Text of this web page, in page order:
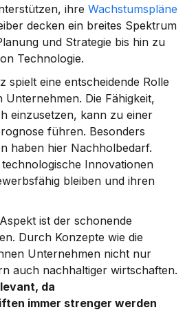
ihre Wachstumspläne
decken ein breites Spektrum
und Strategie bis hin zu
Technologie.
spielt eine entscheidende Rolle
Die Fähigkeit,
einzusetzen, kann zu einer
führen. Besonders
haben hier Nachholbedarf.
Innovationen
bleiben und ihren
ist der schonende
Durch Konzepte wie die
Unternehmen nicht nur
da
immer strenger werden